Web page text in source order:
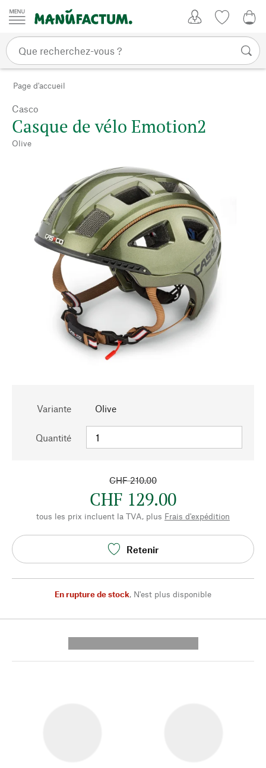
Passer au contenu
Page d'accueil
Casco
Casque de vélo Emotion2
Olive
Variante Olive
Quantité
CHF 210.00
CHF 129.00
tous les prix incluent la TVA, plus Frais d'expédition
Retenir
En rupture de stock, N'est plus disponible